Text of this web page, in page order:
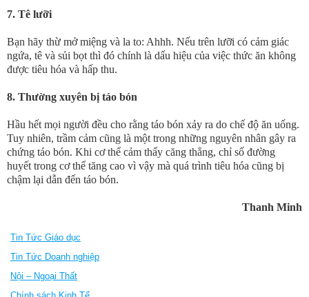
7. Tê lưỡi
Bạn hãy thừ mở miệng và la to: Ahhh. Nếu trên lưỡi có cảm giác
ngứa, tê và sủi bọt thì đó chính là dấu hiệu của việc thức ăn không
được tiêu hóa và hấp thu.
8. Thường xuyên bị táo bón
Hầu hết mọi người đều cho rằng táo bón xảy ra do chế độ ăn uống.
Tuy nhiên, trầm cảm cũng là một trong những nguyên nhân gây ra
chứng táo bón. Khi cơ thể cảm thấy căng thẳng, chỉ số đường
huyết trong cơ thể tăng cao vì vậy mà quá trình tiêu hóa cũng bị
chậm lại dẫn đến táo bón.
Thanh Minh
Tin Tức Giáo dục
Tin Tức Doanh nghiệp
Nội – Ngoại Thất
Chính sách Kinh Tế